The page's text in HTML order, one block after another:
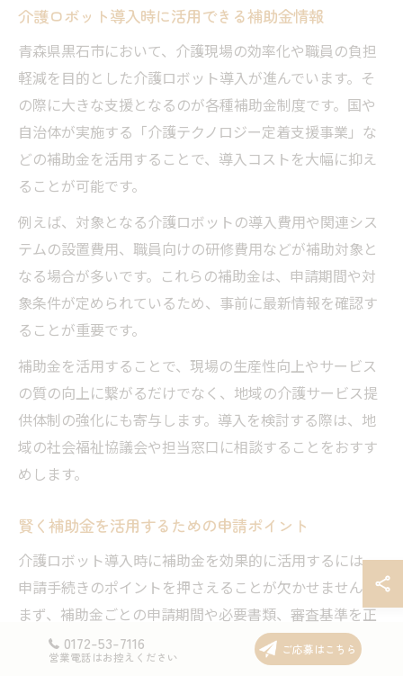
介護ロボット導入時に活用できる補助金情報
青森県黒石市において、介護現場の効率化や職員の負担
軽減を目的とした介護ロボット導入が進んでいます。そ
の際に大きな支援となるのが各種補助金制度です。国や
自治体が実施する「介護テクノロジー定着支援事業」な
どの補助金を活用することで、導入コストを大幅に抑え
ることが可能です。
例えば、対象となる介護ロボットの導入費用や関連シス
テムの設置費用、職員向けの研修費用などが補助対象と
なる場合が多いです。これらの補助金は、申請期間や対
象条件が定められているため、事前に最新情報を確認す
ることが重要です。
補助金を活用することで、現場の生産性向上やサービス
の質の向上に繋がるだけでなく、地域の介護サービス提
供体制の強化にも寄与します。導入を検討する際は、地
域の社会福祉協議会や担当窓口に相談することをおすす
めします。
賢く補助金を活用するための申請ポイント
介護ロボット導入時に補助金を効果的に活用するには、
申請手続きのポイントを押さえることが欠かせません。
まず、補助金ごとの申請期間や必要書類、審査基準を正
確に把握しましょう。
0172-53-7116
営業電話はお控えください
ご応募はこちら